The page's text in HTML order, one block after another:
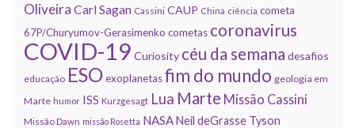
Oliveira Carl Sagan Cassini CAUP China ciência cometa
67P/Churyumov-Gerasimenko cometas coronavirus
COVID-19 Curiosity céu da semana desafios
educação ESOexoplanetasfim do mundo geologia em
Marte humor ISS Kurzgesagt Lua Marte Missão Cassini
Missão Dawn missão Rosetta NASANeil deGrasse Tyson